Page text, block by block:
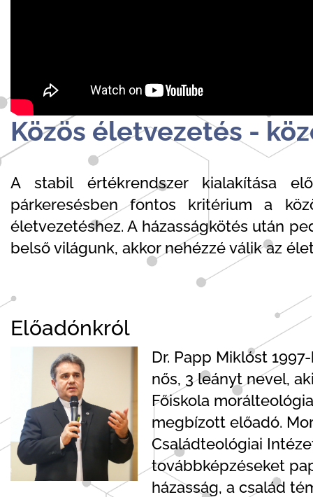
Közös életvezetés -
A stabil értékrendszer kialakítása
párkeresésben fontos kritérium a
életvezetéshez. A házasságkötés után
belső világunk, akkor nehézzé válik az
Előadónkról
Dr. Papp Miklóst
nős, 3 leányt nevel,
Főiskola
megbízott előadó.
Családteológiai
továbbképzéseket
házasság, a család